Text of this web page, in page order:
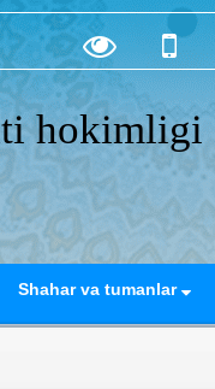
hokimligi
Shahar va tumanlar